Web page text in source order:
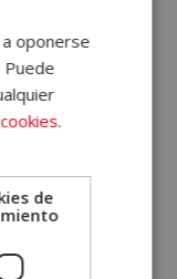
oponerse
Puede
.
de